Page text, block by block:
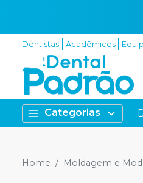
Dentistas Acadêmicos
Categorias
Home Moldagem e